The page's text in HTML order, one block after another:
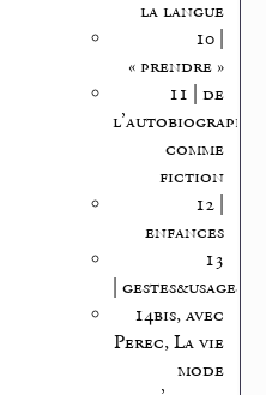
la langue
10 |
« prendre »
11 | de
l’autobiographie
comme
fiction
12 |
enfances
13
| gestes&usages
14bis, avec
Perec, La vie
mode